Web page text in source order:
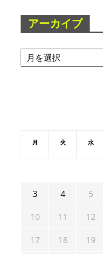
アーカイブ
ア
ー
月 火 水
3
4 5
10
11 12
17
18 19